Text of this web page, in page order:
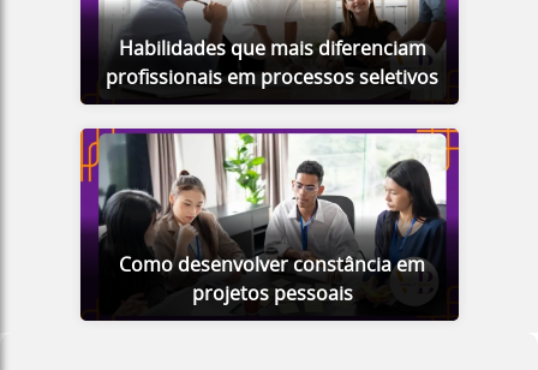
Habilidades que mais diferenciam
profissionais em processos seletivos
Como desenvolver constância em
projetos pessoais